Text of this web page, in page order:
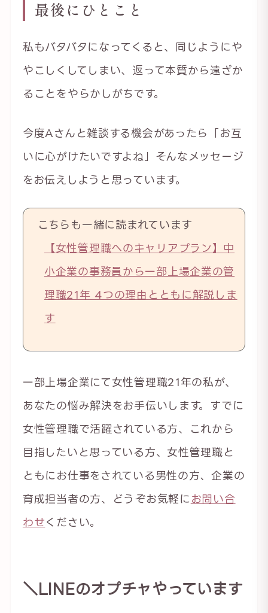
最後にひとこと
私もバタバタになってくると、同じようにや
やこしくしてしまい、返って本質から遠ざか
ることをやらかしがちです。
今度Aさんと雑談する機会があったら「お互
いに心がけたいですよね」そんなメッセージ
をお伝えしようと思っています。
こちらも一緒に読まれています
【女性管理職へのキャリアプラン】中
小企業の事務員から一部上場企業の管
理職21年 4つの理由とともに解説しま
す
一部上場企業にて女性管理職21年の私が、
あなたの悩み解決をお手伝いします。すでに
女性管理職で活躍されている方、これから
目指したいと思っている方、女性管理職と
ともにお仕事をされている男性の方、企業の
育成担当者の方、どうぞお気軽に お問い合
わせ ください。
＼LINEのオプチャやっています